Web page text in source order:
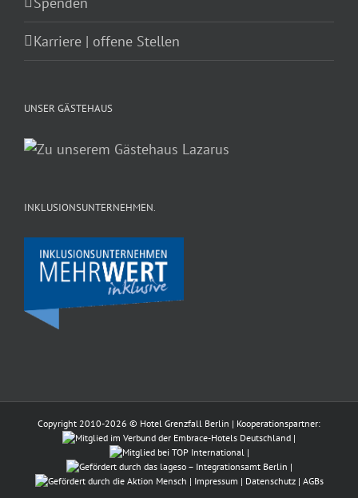
Karriere | offene Stellen
UNSER GÄSTEHAUS
INKLUSIONSUNTERNEHMEN.
Copyright 2010-2026 © Hotel Grenzfall Berlin | Kooperationspartner:
|
|
|
| Impressum | Datenschutz| AGBs